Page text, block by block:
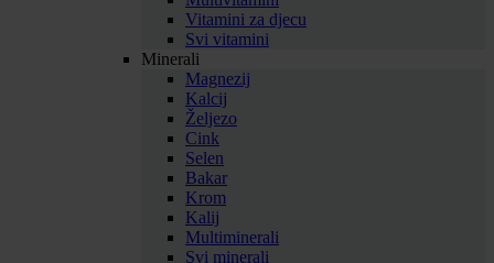
Vitamini za djecu
Svi vitamini
Minerali
Magnezij
Kalcij
Željezo
Cink
Selen
Bakar
Krom
Kalij
Multiminerali
Svi minerali